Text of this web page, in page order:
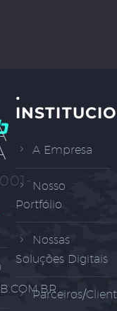
·
A Empresa
Nosso
Portfólio
Nossas
Soluções Digitais
Parceiros/